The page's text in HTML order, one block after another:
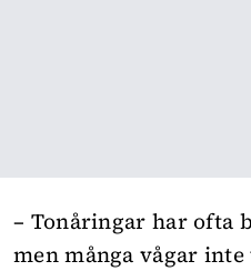
– Tonåringar har ofta
men många vågar